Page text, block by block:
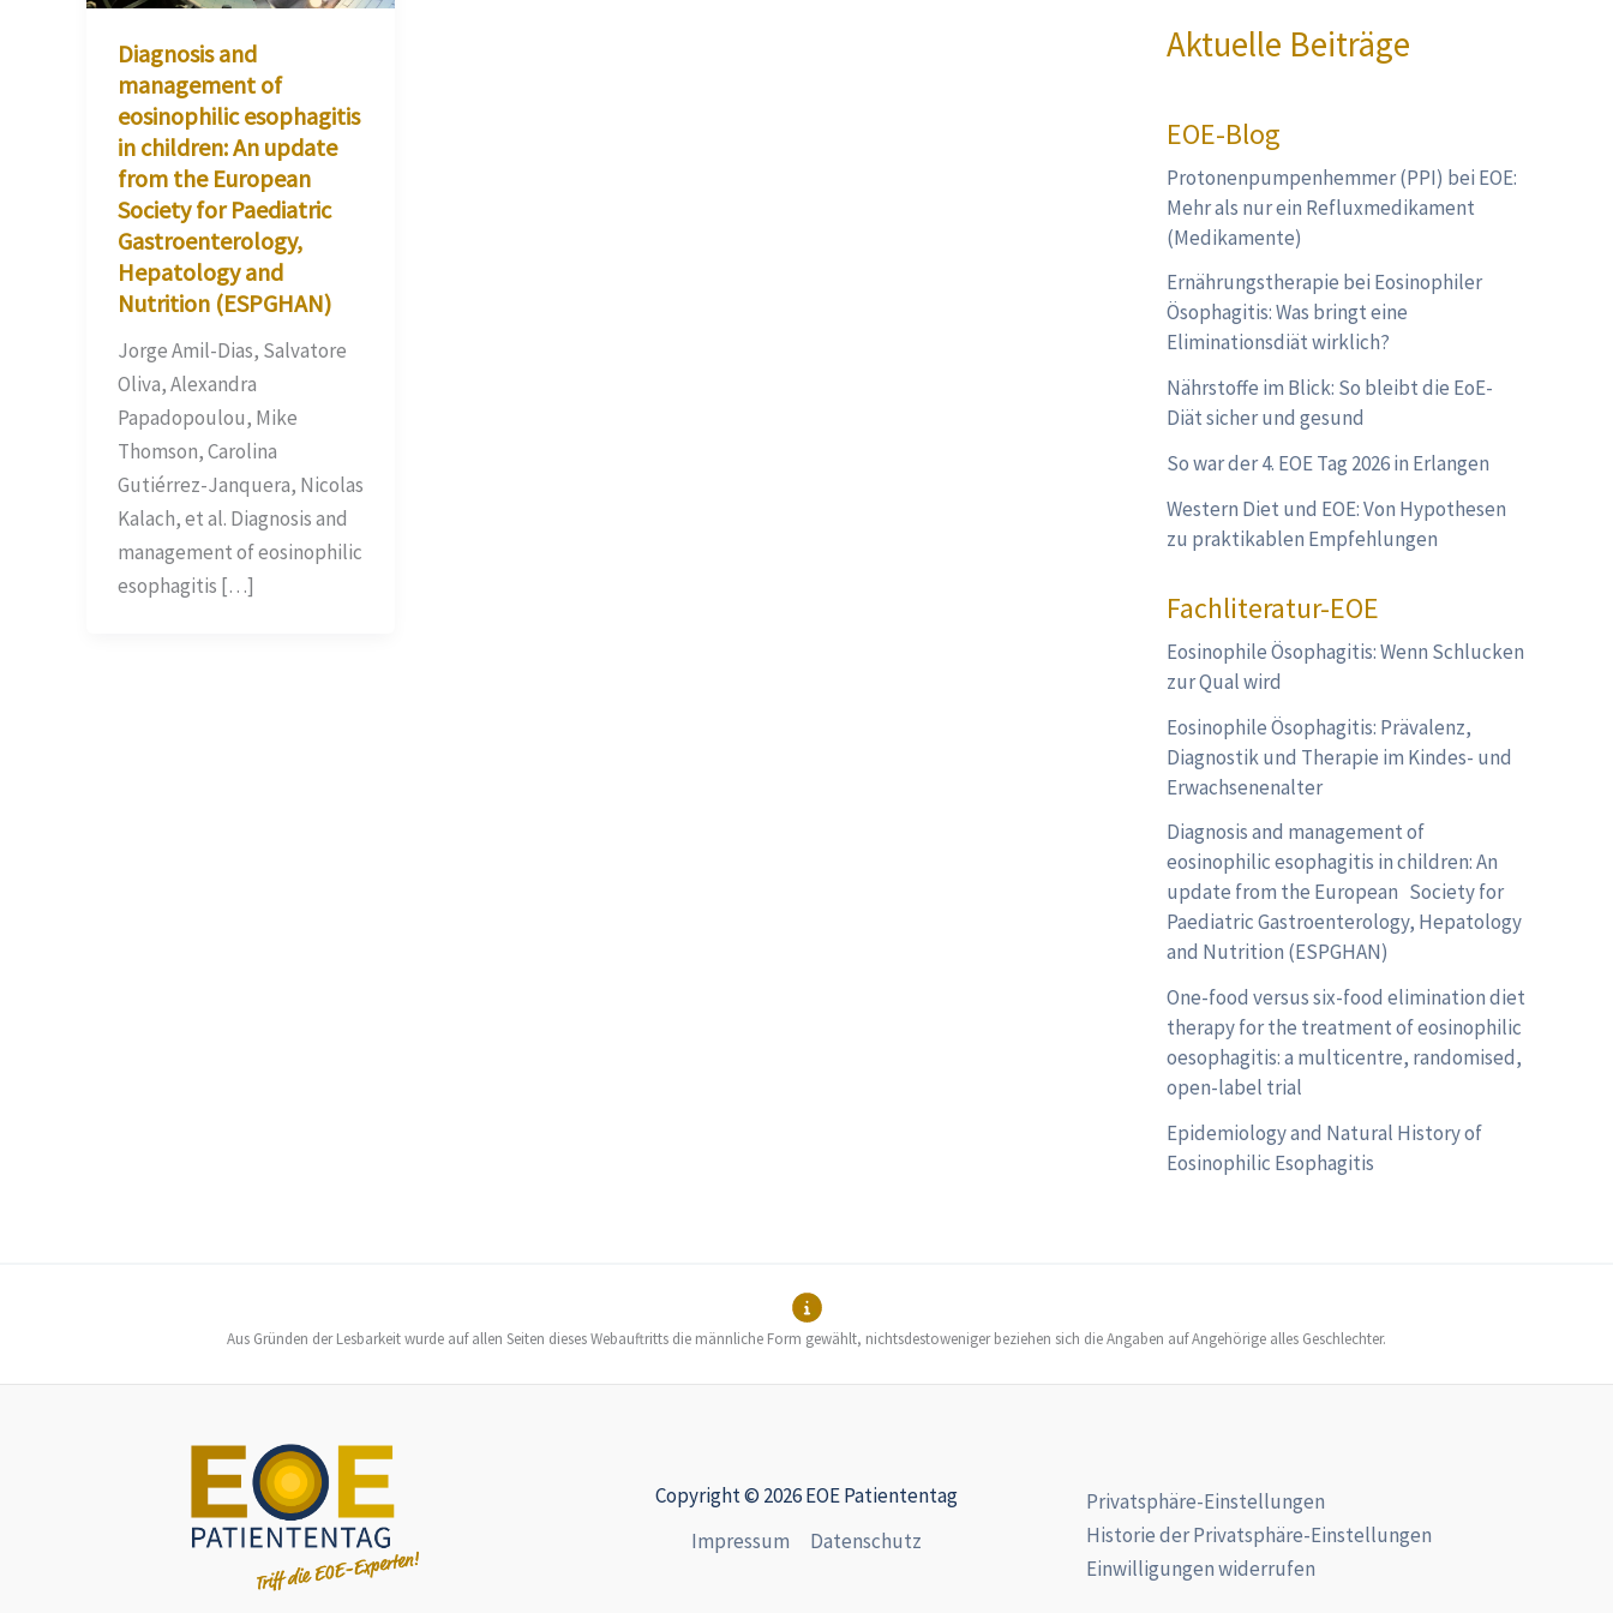
Diagnosis and
management of
eosinophilic esophagitis
in children: An update
from the European
Society for Paediatric
Gastroenterology,
Hepatology and
Nutrition (ESPGHAN)
Jorge Amil-Dias, Salvatore
Oliva, Alexandra
Papadopoulou, Mike
Thomson, Carolina
Gutiérrez-Janquera, Nicolas
Kalach, et al. Diagnosis and
management of eosinophilic
esophagitis […]
Aktuelle Beiträge
EOE-Blog
Protonenpumpenhemmer (PPI) bei EOE:
Mehr als nur ein Refluxmedikament
(Medikamente)
Ernährungstherapie bei Eosinophiler
Ösophagitis: Was bringt eine
Eliminationsdiät wirklich?
Nährstoffe im Blick: So bleibt die EoE-
Diät sicher und gesund
So war der 4. EOE Tag 2026 in Erlangen
Western Diet und EOE: Von Hypothesen
zu praktikablen Empfehlungen
Fachliteratur-EOE
Eosinophile Ösophagitis: Wenn Schlucken
zur Qual wird
Eosinophile Ösophagitis: Prävalenz,
Diagnostik und Therapie im Kindes- und
Erwachsenenalter
Diagnosis and management of
eosinophilic esophagitis in children: An
update from the European Society for
Paediatric Gastroenterology, Hepatology
and Nutrition (ESPGHAN)
One-food versus six-food elimination diet
therapy for the treatment of eosinophilic
oesophagitis: a multicentre, randomised,
open-label trial
Epidemiology and Natural History of
Eosinophilic Esophagitis
Aus Gründen der Lesbarkeit wurde auf allen Seiten dieses Webauftritts die männliche Form gewählt, nichtsdestoweniger beziehen sich die Angaben auf Angehörige alles Geschlechter.
Copyright © 2026 EOE Patiententag
Impressum
Datenschutz
Privatsphäre-Einstellungen
Historie der Privatsphäre-Einstellungen
Einwilligungen widerrufen